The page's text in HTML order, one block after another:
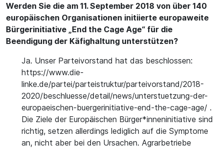
Werden Sie die am 11. September 2018 von über 140
europäischen Organisationen initiierte europaweite
Bürgerinitiative „End the Cage Age“ für die
Beendigung der Käfighaltung unterstützen?
Ja. Unser Parteivorstand hat das beschlossen:
https://www.die-
linke.de/partei/parteistruktur/parteivorstand/2018-
2020/beschluesse/detail/news/unterstuetzung-der-
europaeischen-buergerinitiative-end-the-cage-age/ .
Die Ziele der Europäischen Bürger*inneninitiative sind
richtig, setzen allerdings lediglich auf die Symptome
an, nicht aber bei den Ursachen. Agrarbetriebe